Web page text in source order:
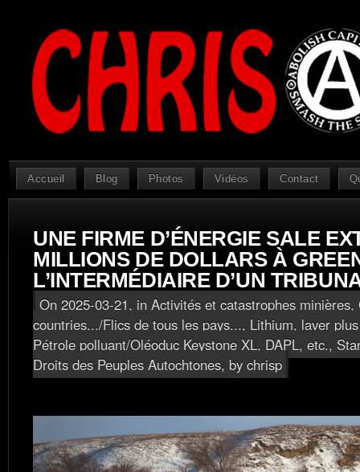
Accueil Blog Photos Vidéos Contact
UNE FIRME D’ÉNERGIE SALE
MILLIONS DE DOLLARS À
L’INTERMÉDIAIRE D’UN
On 2025-03-21, in Activités et catastrophes minières,
countries.../Flics de tous les pays..., Lithium, laver
Pétrole polluant/Oléoduc Keystone XL, DAPL, etc.,
Droits des Peuples Autochtones, by chrisp